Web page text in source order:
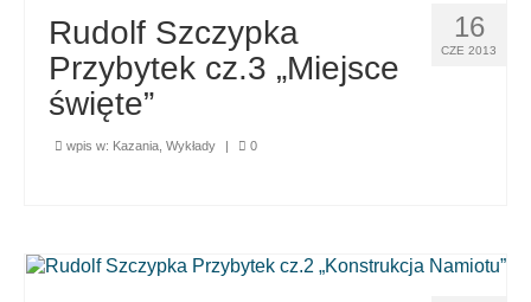
16
CZE 2013
Rudolf Szczypka
Przybytek cz.3 „Miejsce
święte”
wpis w: Kazania Wykłady | 0